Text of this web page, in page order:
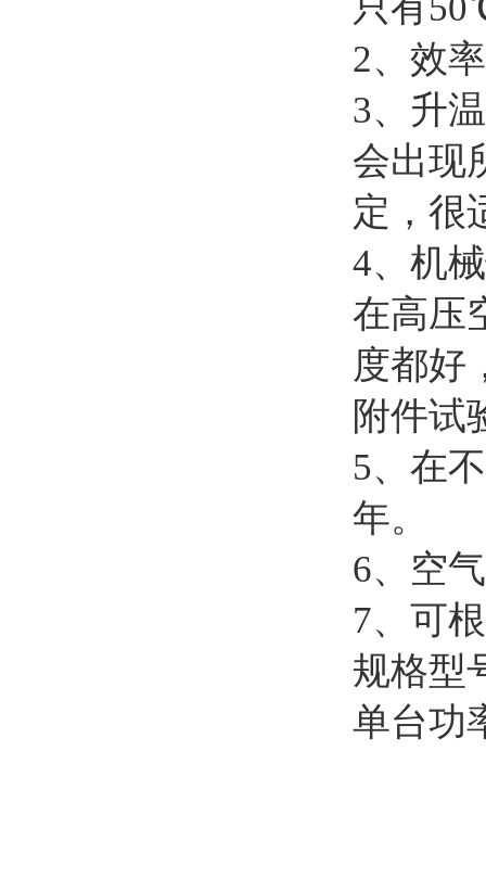
2、效
3、升
会出现
定，很
4、机
在高压
度都好
附件试
5、在
年。
6、空
7、可
规格型
单台功